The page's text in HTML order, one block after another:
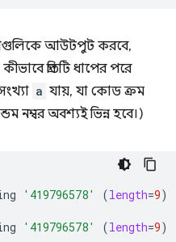
আউটপুট করবে,
প্রতিটি ধাপের পরে
a যায়, যা কোড ক্রম
নম্বর অবশ্যই ভিন্ন হবে।)
'419796578' (length=9)
'419796578' (length=9)